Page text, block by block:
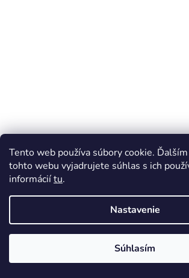
Tento web používa súbory cookie.
tohto webu vyjadrujete súhlas s ich
informáciítu.
Nastavenie
Súhlasím